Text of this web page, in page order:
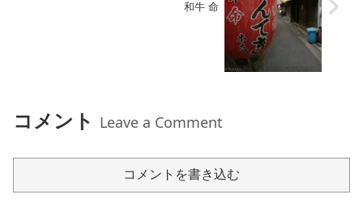
和牛 命
コメント Leave a Comment
コメントを書き込む